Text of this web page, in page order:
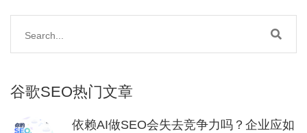
谷歌SEO热门文章
依赖AI做SEO会失去竞争力吗？企业应如